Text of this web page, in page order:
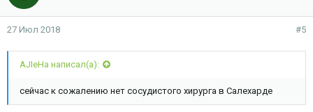
27 Июл 2018 #5
AJIeHa написал(а):
сейчас к сожалению нет сосудистого хирурга в Салехарде